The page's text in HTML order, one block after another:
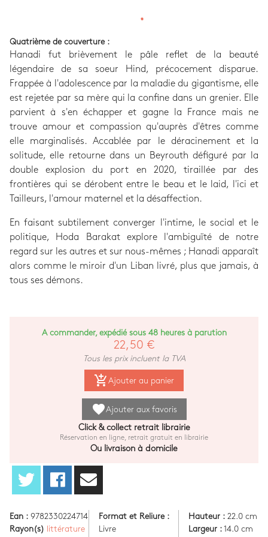
Quatrième de couverture :
Hanadi fut brièvement le pâle reflet de la beauté
légendaire de sa soeur Hind, précocement disparue.
Frappée à l'adolescence par la maladie du gigantisme, elle
est rejetée par sa mère qui la confine dans un grenier. Elle
parvient à s'en échapper et gagne la France mais ne
trouve amour et compassion qu'auprès d'êtres comme
elle marginalisés. Accablée par le déracinement et la
solitude, elle retourne dans un Beyrouth défiguré par la
double explosion du port en 2020, tiraillée par des
frontières qui se dérobent entre le beau et le laid, l'ici et
Tailleurs, l'amour maternel et la désaffection.
En faisant subtilement converger l'intime, le social et le
politique, Hoda Barakat explore l'ambiguïté de notre
regard sur les autres et sur nous-mêmes ; Hanadi apparaît
alors comme le miroir d'un Liban livré, plus que jamais, à
tous ses démons.
A commander, expédié sous 48 heures à parution
22,50 €
Tous les prix incluent la TVA
add_shopping_cart Ajouter au panier
favoriteAjouter aux favoris
Click & collect retrait librairie
Réservation en ligne, retrait gratuit en librairie
Ou livraison à domicile
Ean : 9782330224714
Rayon(s)
littérature
Format et Reliure :
Livre
Hauteur :22.0 cm
Largeur :14.0 cm